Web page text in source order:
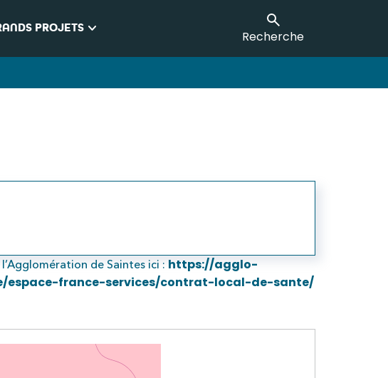
PROJETSkeyboard_arrow_down Recherche
de Saintes ici : https://agglo-
france-services/contrat-local-de-sante/